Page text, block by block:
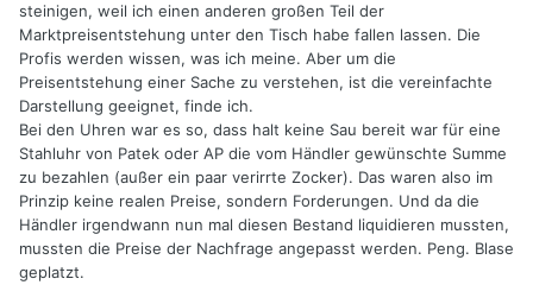
steinigen, weil ich einen anderen großen Teil der
Marktpreisentstehung unter den Tisch habe fallen lassen. Die
Profis werden wissen, was ich meine. Aber um die
Preisentstehung einer Sache zu verstehen, ist die vereinfachte
Darstellung geeignet, finde ich.
Bei den Uhren war es so, dass halt keine Sau bereit war für eine
Stahluhr von Patek oder AP die vom Händler gewünschte Summe
zu bezahlen (außer ein paar verirrte Zocker). Das waren also im
Prinzip keine realen Preise, sondern Forderungen. Und da die
Händler irgendwann nun mal diesen Bestand liquidieren mussten,
mussten die Preise der Nachfrage angepasst werden. Peng. Blase
geplatzt.